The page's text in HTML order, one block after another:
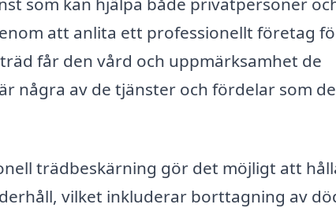
att anlita ett professionellt företag
får den vård och uppmärksamhet de
några av de tjänster och fördelar som
trädbeskärning gör det möjligt att
vilket inkluderar borttagning av